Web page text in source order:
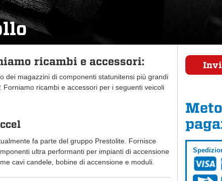
ricambi e accessori:
dei magazzini di componenti statunitensi più grandi
Forniamo ricambi e accessori per i seguenti veicoli
fa parte del gruppo Prestolite. Fornisce
ultra performanti per impianti di accensione
cavi candele, bobine di accensione e moduli.